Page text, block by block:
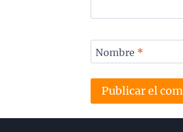
Nombre *